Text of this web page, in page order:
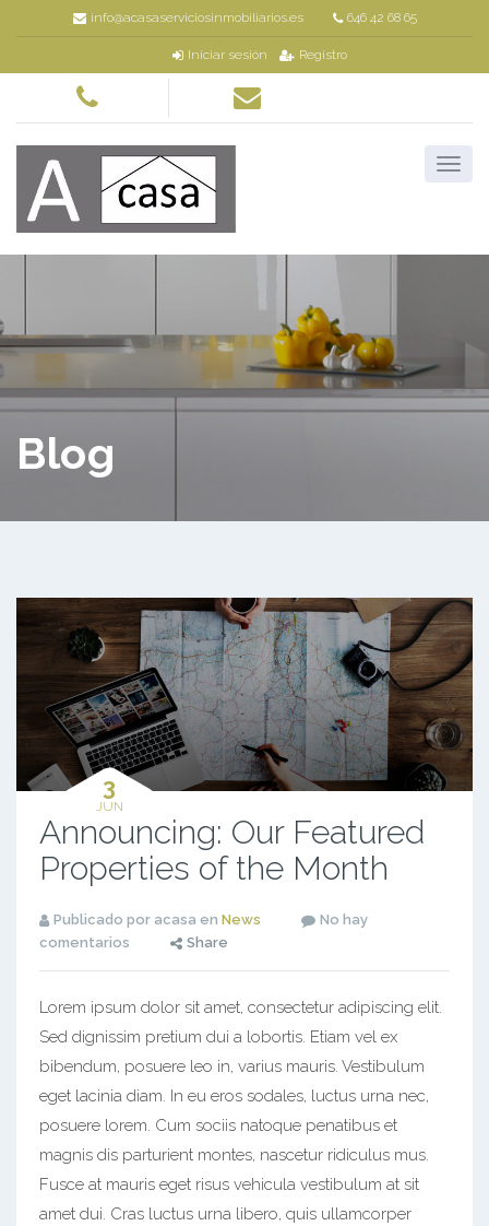
info@acasaserviciosinmobiliarios.es 646 42 68 65
Iniciar sesión Registro
Blog
3
JUN
Announcing: Our Featured
Properties of the Month
Publicado por acasa en News
No hay
comentarios
Share
Lorem ipsum dolor sit amet, consectetur adipiscing elit.
Sed dignissim pretium dui a lobortis. Etiam vel ex
bibendum, posuere leo in, varius mauris. Vestibulum
eget lacinia diam. In eu eros sodales, luctus urna nec,
posuere lorem. Cum sociis natoque penatibus et
magnis dis parturient montes, nascetur ridiculus mus.
Fusce at mauris eget risus vehicula vestibulum at sit
amet dui. Cras luctus urna libero, quis ullamcorper